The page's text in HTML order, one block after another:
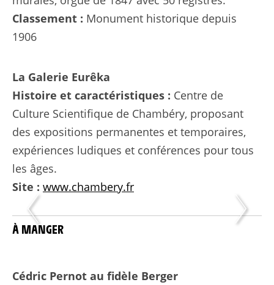
Classement : Monument historique depuis
1906
La Galerie Eurêka
Histoire et caractéristiques : Centre de
Culture Scientifique de Chambéry, proposant
des expositions permanentes et temporaires,
expériences ludiques et conférences pour tous
les âges.
Site : www.chambery.fr
À MANGER
Cédric Pernot au fidèle Berger